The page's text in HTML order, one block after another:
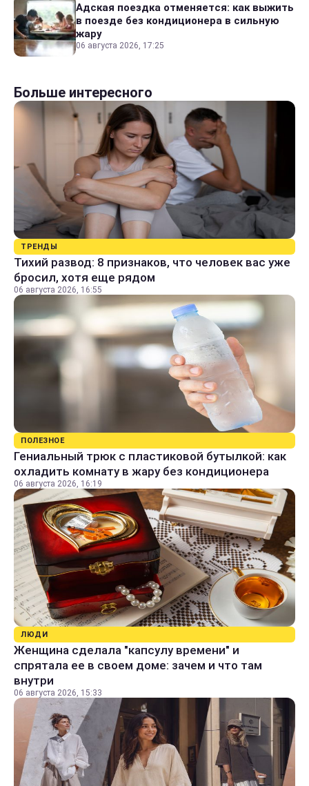
Адская поездка отменяется: как выжить
в поезде без кондиционера в сильную
жару
06 августа 2026, 17:25
Больше интересного
ТРЕНДЫ
Тихий развод: 8 признаков, что человек вас уже
бросил, хотя еще рядом
06 августа 2026, 16:55
ПОЛЕЗНОЕ
Гениальный трюк с пластиковой бутылкой: как
охладить комнату в жару без кондиционера
06 августа 2026, 16:19
ЛЮДИ
Женщина сделала "капсулу времени" и
спрятала ее в своем доме: зачем и что там
внутри
06 августа 2026, 15:33